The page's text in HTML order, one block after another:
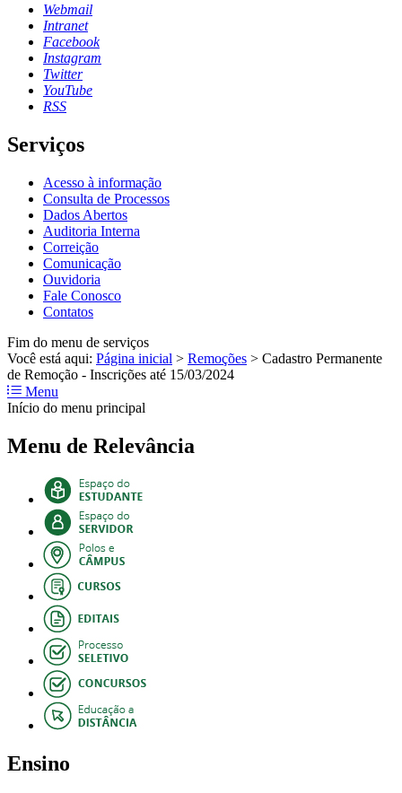
Webmail
Intranet
Facebook
Instagram
Twitter
YouTube
RSS
Serviços
Acesso à informação
Consulta de Processos
Dados Abertos
Auditoria Interna
Correição
Comunicação
Ouvidoria
Fale Conosco
Contatos
Fim do menu de serviços
Você está aqui: Página inicial > Remoções > Cadastro Permanente
de Remoção - Inscrições até 15/03/2024
Menu
Início do menu principal
Menu de Relevância
Ensino